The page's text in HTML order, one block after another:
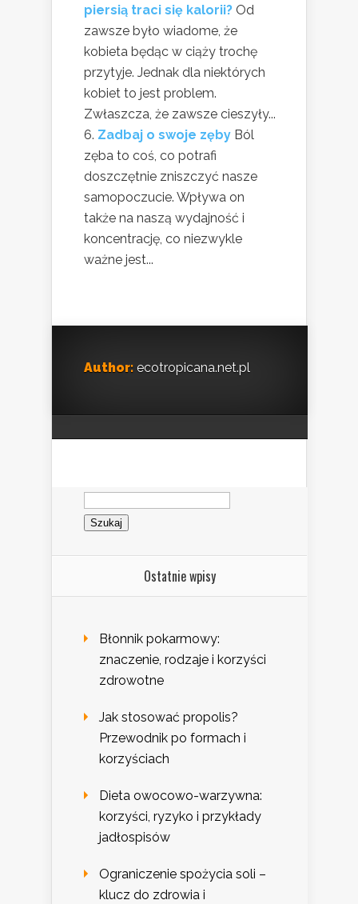
piersią traci się kalorii? Od
zawsze było wiadome, że
kobieta będąc w ciąży trochę
przytyje. Jednak dla niektórych
kobiet to jest problem.
Zwłaszcza, że zawsze cieszyły...
Zadbaj o swoje zęby Ból
zęba to coś, co potrafi
doszczętnie zniszczyć nasze
samopoczucie. Wpływa on
także na naszą wydajność i
koncentrację, co niezwykle
ważne jest...
Author: ecotropicana.net.pl
Szukaj:
Ostatnie wpisy
Błonnik pokarmowy:
znaczenie, rodzaje i korzyści
zdrowotne
Jak stosować propolis?
Przewodnik po formach i
korzyściach
Dieta owocowo-warzywna:
korzyści, ryzyko i przykłady
jadłospisów
Ograniczenie spożycia soli –
klucz do zdrowia i